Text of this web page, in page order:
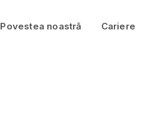
Povestea noastră Cariere